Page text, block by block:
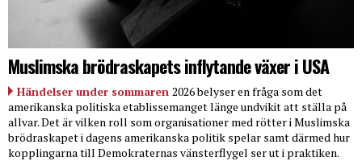
Muslimska brödraskapets inflytande växer i USA
Händelser under sommaren 2026 belyser en fråga som det
amerikanska politiska etablissemanget länge undvikit att ställa på
allvar. Det är vilken roll som organisationer med rötter i Muslimska
brödraskapet i dagens amerikanska politik spelar samt därmed hur
kopplingarna till Demokraternas vänsterflygel ser ut i praktiken.